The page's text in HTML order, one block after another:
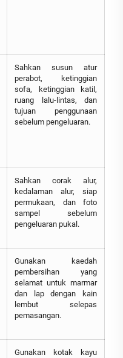
Sahkan susun atur
perabot, ketinggian
sofa, ketinggian katil,
ruang lalu-lintas, dan
tujuan penggunaan
sebelum pengeluaran.
Sahkan corak alur,
kedalaman alur, siap
permukaan, dan foto
sampel sebelum
pengeluaran pukal.
Gunakan kaedah
pembersihan yang
selamat untuk marmar
dan lap dengan kain
lembut selepas
pemasangan.
Gunakan kotak kayu